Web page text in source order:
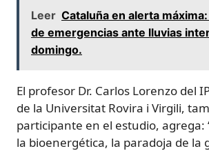
Leer Cataluña en alerta
de emergencias ante lluvias
domingo.
El profesor Dr. Carlos Lorenzo del
de la Universitat Rovira i Virgili,
participante en el estudio, agrega:
la bioenergética, la paradoja de la